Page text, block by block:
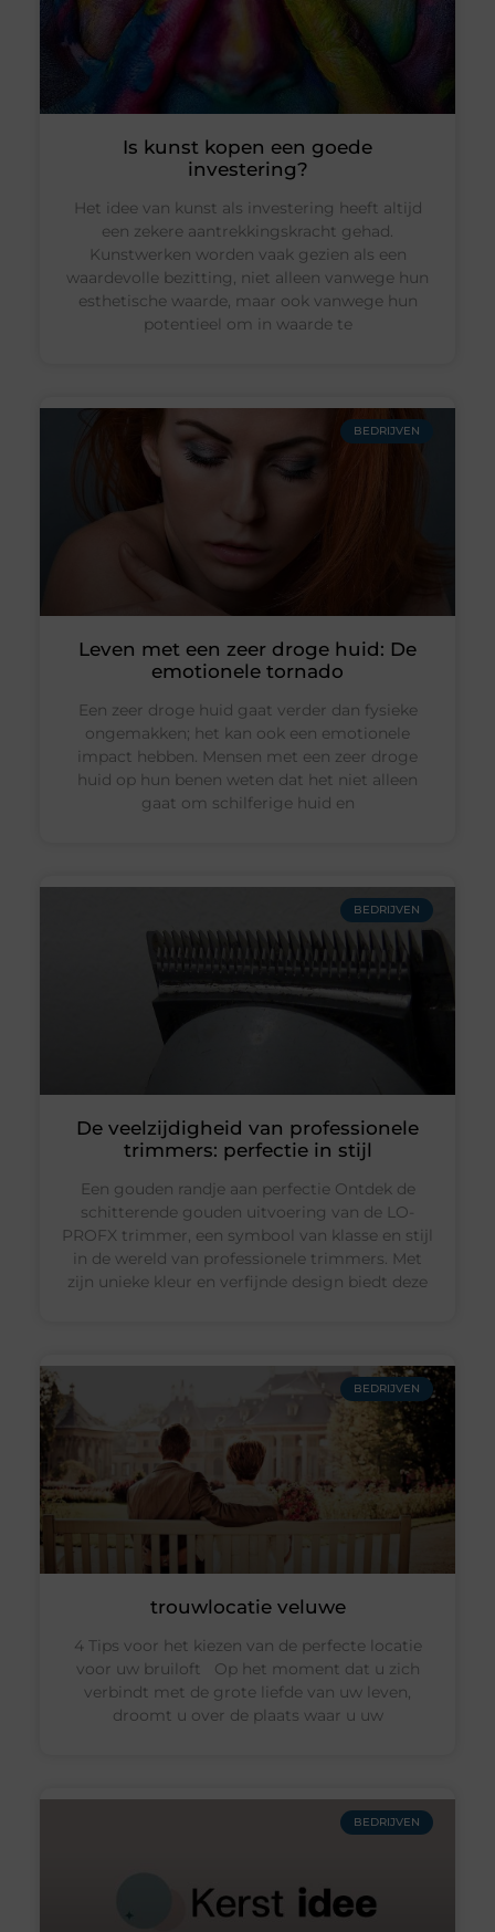
Is kunst kopen een goede
investering?
Het idee van kunst als investering heeft altijd
een zekere aantrekkingskracht gehad.
Kunstwerken worden vaak gezien als een
waardevolle bezitting, niet alleen vanwege hun
esthetische waarde, maar ook vanwege hun
potentieel om in waarde te
BEDRIJVEN
Leven met een zeer droge huid: De
emotionele tornado
Een zeer droge huid gaat verder dan fysieke
ongemakken; het kan ook een emotionele
impact hebben. Mensen met een zeer droge
huid op hun benen weten dat het niet alleen
gaat om schilferige huid en
BEDRIJVEN
De veelzijdigheid van professionele
trimmers: perfectie in stijl
Een gouden randje aan perfectie Ontdek de
schitterende gouden uitvoering van de LO-
PROFX trimmer, een symbool van klasse en stijl
in de wereld van professionele trimmers. Met
zijn unieke kleur en verfijnde design biedt deze
BEDRIJVEN
trouwlocatie veluwe
4 Tips voor het kiezen van de perfecte locatie
voor uw bruiloft Op het moment dat u zich
verbindt met de grote liefde van uw leven,
droomt u over de plaats waar u uw
BEDRIJVEN